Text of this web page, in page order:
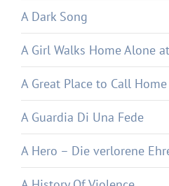
A Dark Song
A Girl Walks Home Alone
A Great Place to Call Home
A Guardia Di Una Fede
A Hero – Die verlorene